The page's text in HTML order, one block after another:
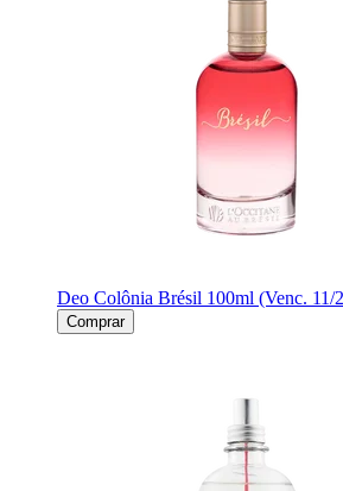
Deo Colônia Brésil 100ml (Venc. 11/
Comprar